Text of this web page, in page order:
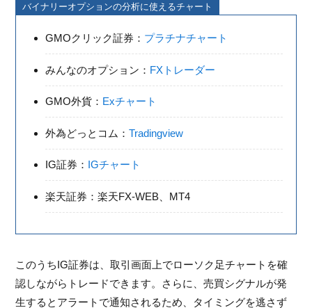
バイナリーオプションの分析に使えるチャート
GMOクリック証券： プラチナチャート
みんなのオプション： FXトレーダー
GMO外貨： Exチャート
外為どっとコム： Tradingview
IG証券： IGチャート
楽天証券：楽天FX-WEB、MT4
このうちIG証券は、取引画面上でローソク足チャートを確
認しながらトレードできます。さらに、売買シグナルが発
生するとアラートで通知されるため、タイミングを逃さず